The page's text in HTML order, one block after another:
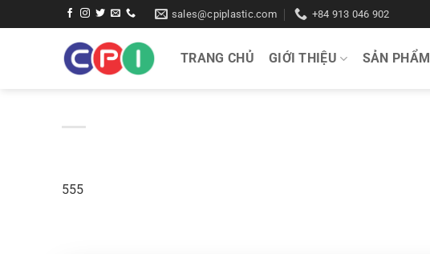
qua
sales@cpiplastic.com +84 913 046 902
TRANG CHỦ GIỚI THIỆU SẢN PHẨM
555